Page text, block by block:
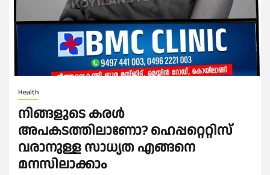
Health
നിങ്ങളുടെ കരള്‍
അപകടത്തിലാണോ? ഹെപ്പറ്റെറ്റിസ്
വരാനുള്ള സാധ്യത എങ്ങനെ
മനസിലാക്കാം